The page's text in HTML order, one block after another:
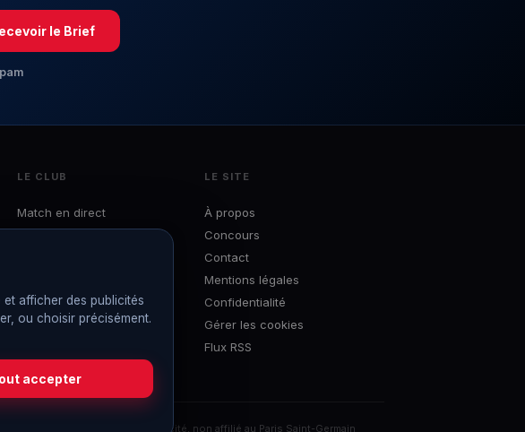
le Brief
LE CLUB
Match en direct
Interviews
Le Brief
LE SITE
À propos
Concours
Contact
Mentions légales
Confidentialité
Gérer les cookies
Flux RSS
100% indépendant et sans publicité, non affilié au Paris Saint-Germain
afficher des publicités
ou choisir précisément.
accepter